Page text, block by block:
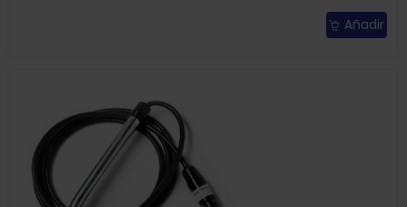
Añadir